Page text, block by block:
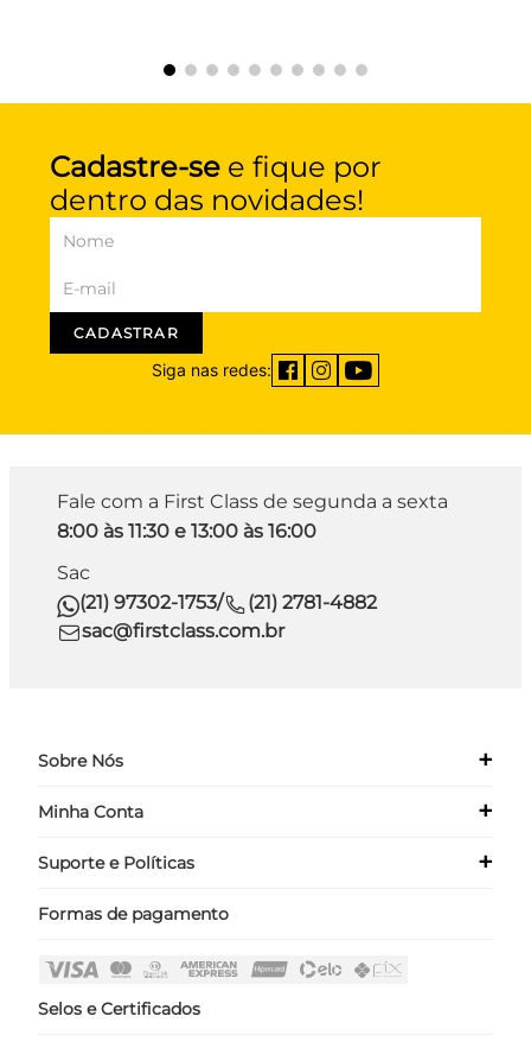
Cadastre-se e fique por
dentro das novidades!
CADASTRAR
Siga nas redes:
Fale com a First Class de segunda a sexta
8:00 às 11:30 e 13:00 às 16:00
Sac
(21) 97302-1753/
(21) 2781-4882
sac@firstclass.com.br
Sobre Nós +
Quem Somos
Minha Conta +
Meus Dados
Suporte e Políticas +
Políticas
Fale Conosco
Formas de pagamento
Selos e Certificados